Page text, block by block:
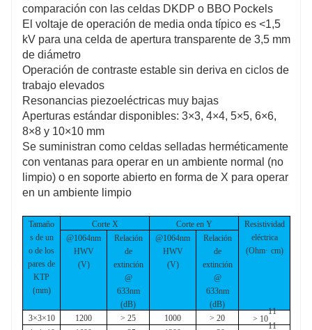
comparación con las celdas DKDP o BBO Pockels
El voltaje de operación de media onda típico es <1,5
kV para una celda de apertura transparente de 3,5 mm
de diámetro
Operación de contraste estable sin deriva en ciclos de
trabajo elevados
Resonancias piezoeléctricas muy bajas
Aperturas estándar disponibles: 3×3, 4×4, 5×5, 6×6,
8×8 y 10×10 mm
Se suministran como celdas selladas herméticamente
con ventanas para operar en un ambiente normal (no
limpio) o en soporte abierto en forma de X para operar
en un ambiente limpio
Tamaño
s de un
o de los
pares de
KTP
(mm)
Corte X Corte en Y
Resistividad
eléctrica
(Ohm· cm)
@1064nm
HWV
(V)
Relación
de
extinción
@
633nm
(dB)
@1064nm
HWV
(V)
Relación
de
extinción
@
633nm
(dB)
3×3×10 1200 > 25 1000 > 20 > 10
11
11